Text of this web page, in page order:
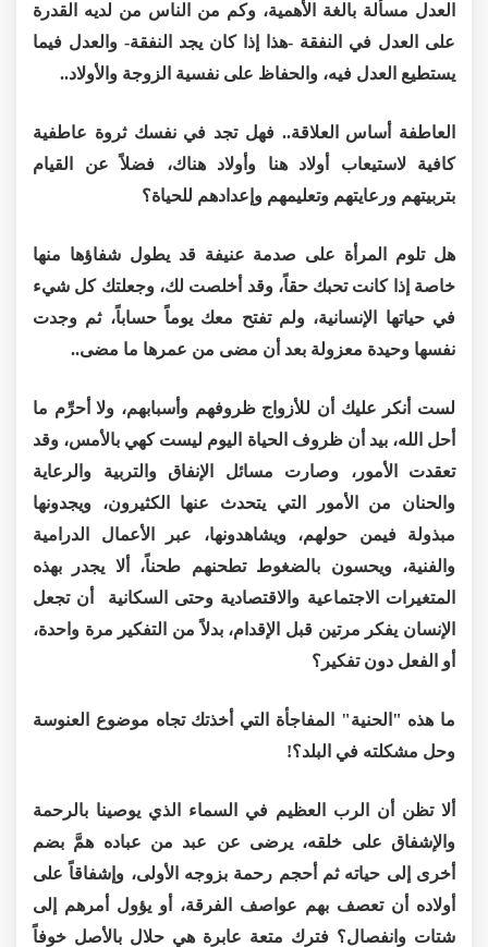
العدل مسألة بالغة الأهمية، وكم من الناس من لديه القدرة
على العدل في النفقة -هذا إذا كان يجد النفقة- والعدل فيما
يستطيع العدل فيه، والحفاظ على نفسية الزوجة والأولاد..
العاطفة أساس العلاقة.. فهل تجد في نفسك ثروة عاطفية
كافية لاستيعاب أولاد هنا وأولاد هناك، فضلاً عن القيام
بتربيتهم ورعايتهم وتعليمهم وإعدادهم للحياة؟
هل تلوم المرأة على صدمة عنيفة قد يطول شفاؤها منها
خاصة إذا كانت تحبك حقاً، وقد أخلصت لك، وجعلتك كل شيء
في حياتها الإنسانية، ولم تفتح معك يوماً حساباً، ثم وجدت
نفسها وحيدة معزولة بعد أن مضى من عمرها ما مضى..
لست أنكر عليك أن للأزواج ظروفهم وأسبابهم، ولا أحرِّم ما
أحل الله، بيد أن ظروف الحياة اليوم ليست كهي بالأمس، وقد
تعقدت الأمور، وصارت مسائل الإنفاق والتربية والرعاية
والحنان من الأمور التي يتحدث عنها الكثيرون، ويجدونها
مبذولة فيمن حولهم، ويشاهدونها، عبر الأعمال الدرامية
والفنية، ويحسون بالضغوط تطحنهم طحناً، ألا يجدر بهذه
المتغيرات الاجتماعية والاقتصادية وحتى السكانية أن تجعل
الإنسان يفكر مرتين قبل الإقدام، بدلاً من التفكير مرة واحدة،
أو الفعل دون تفكير؟
ما هذه "الحنية" المفاجأة التي أخذتك تجاه موضوع العنوسة
وحل مشكلته في البلد؟!
ألا تظن أن الرب العظيم في السماء الذي يوصينا بالرحمة
والإشفاق على خلقه، يرضى عن عبد من عباده همَّ بضم
أخرى إلى حياته ثم أحجم رحمة بزوجه الأولى، وإشفاقاً على
أولاده أن تعصف بهم عواصف الفرقة، أو يؤول أمرهم إلى
شتات وانفصال؟ فترك متعة عابرة هي حلال بالأصل خوفاً